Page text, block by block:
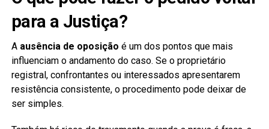
para a Justiça?
A ausência de oposição é um dos pontos que mais
influenciam o andamento do caso. Se o proprietário
registral, confrontantes ou interessados apresentarem
resistência consistente, o procedimento pode deixar de
ser simples.